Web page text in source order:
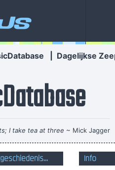
Dagelijkse
I take tea at three ~ Mick Jagger
you spit on as they try to change
to your consultations, they´ re
Info